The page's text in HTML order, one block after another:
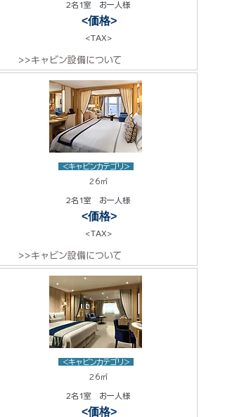
2名1室 お一人様
<価格>
<TAX>
>>キャビン設備について
<キャビンカテゴリ>
26㎡
2名1室 お一人様
<価格>
<TAX>
>>キャビン設備について
<キャビンカテゴリ>
26㎡
2名1室 お一人様
<価格>